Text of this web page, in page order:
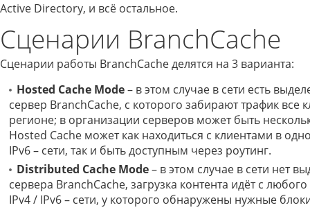
Active Directory, и всё остальное.
Сценарии BranchCache
Сценарии работы BranchCache делятся на 3 варианта:
Hosted Cache Mode– в этом случае в сети есть
сервер BranchCache, с которого забирают трафик все
регионе; в организации серверов может быть
Hosted Cache может как находиться с клиентами в
IPv6 – сети, так и быть доступным через роутинг.
Distributed Cache Mode– в этом случае в сети нет
сервера BranchCache, загрузка контента идёт с
IPv4 / IPv6 – сети, у которого обнаружены нужные